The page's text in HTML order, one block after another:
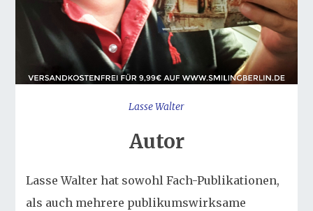
Lasse Walter
Autor
Lasse Walter hat sowohl Fach-Publikationen,
als auch mehrere publikumswirksame